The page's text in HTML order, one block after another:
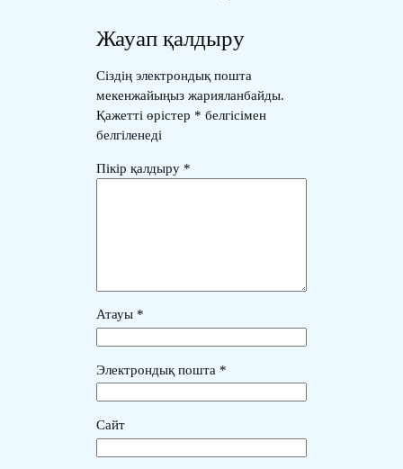
Жауап қалдыру
Сіздің электрондық пошта
мекенжайыңыз жарияланбайды.
Қажетті өрістер * белгісімен
белгіленеді
Пікір қалдыру *
Атауы *
Электрондық пошта *
Сайт